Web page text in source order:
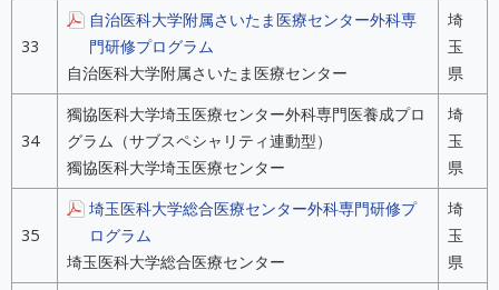
33
自治医科大学附属さいたま医療センター外科専
門研修プログラム
自治医科大学附属さいたま医療センター
埼
玉
県
34
獨協医科大学埼玉医療センター外科専門医養成プロ
グラム（サブスペシャリティ連動型）
獨協医科大学埼玉医療センター
埼
玉
県
35
埼玉医科大学総合医療センター外科専門研修プ
ログラム
埼玉医科大学総合医療センター
埼
玉
県